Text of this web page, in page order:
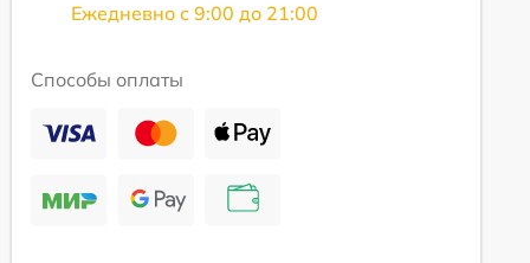
Ежедневно с 9:00 до 21:00
Способы оплаты